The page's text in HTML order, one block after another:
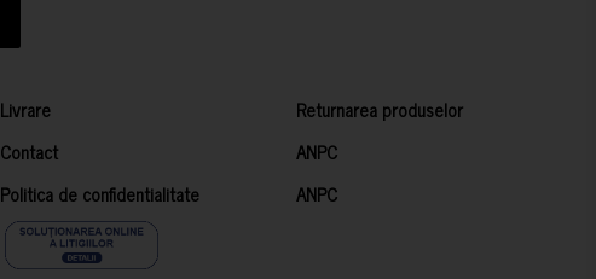
Livrare
Returnarea produselor
Contact
ANPC
Politica de confidentialitate ANPC